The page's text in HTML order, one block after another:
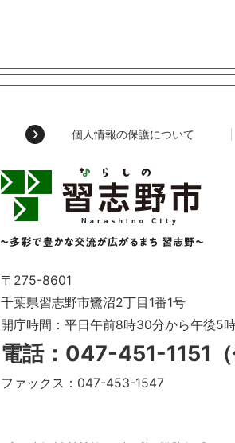
個人情報の保護について
習
志
Narashino
～
多
彩
で
豊
か
な
交
〒275-8601
千葉県習志野市鷺沼2丁目1番1号
開庁時間：平日午前8時30分から午後5
電話：047-451-1151（
ファックス：047-453-1547